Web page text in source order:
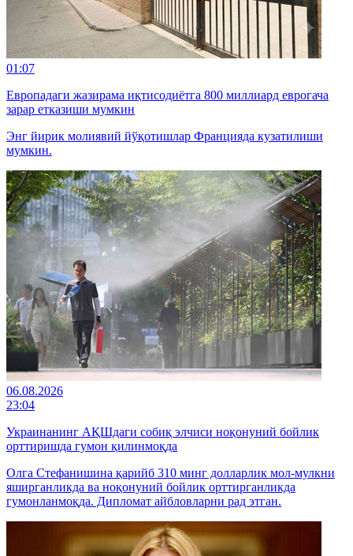
01:07
Европадаги жазирама иқтисодиётга 800 миллиард еврогача
зарар етказиши мумкин
Энг йирик молиявий йўқотишлар Францияда кузатилиши
мумкин.
06.08.2026
23:04
Украинанинг АҚШдаги собиқ элчиси ноқонуний бойлик
орттиришда гумон қилинмоқда
Олга Стефанишина қарийб 310 минг долларлик мол-мулкни
яширганликда ва ноқонуний бойлик орттирганликда
гумонланмоқда. Дипломат айбловларни рад этган.